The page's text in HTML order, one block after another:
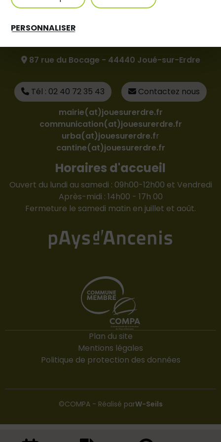
PERSONNALISER
87 rue du Bocage - 44440 Joué-sur-Erdre
Tél : 02 40 72 35 43
Contactez nous
mairie(at)jouesurerdre.fr
communication(at)jouesurerdre.fr
urba(at)jouesurerdre.fr
cantine(at)jouesurerdre.fr
Horaires d'accueil
Ouvert du lundi au samedi : 09h00-12h00 et Vendredi
Après-midi : 14h00 - 17h 00
Fermeture le samedi matin en juillet et août.
Plan du site
Mentions légales
Politique de protection des données
©COMPA - Réalisé parW-Seils